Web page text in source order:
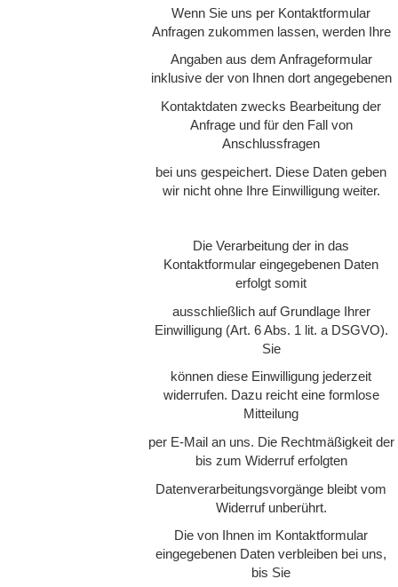
Wenn Sie uns per Kontaktformular
Anfragen zukommen lassen, werden Ihre
Angaben aus dem Anfrageformular
inklusive der von Ihnen dort angegebenen
Kontaktdaten zwecks Bearbeitung der
Anfrage und für den Fall von
Anschlussfragen
bei uns gespeichert. Diese Daten geben
wir nicht ohne Ihre Einwilligung weiter.
Die Verarbeitung der in das
Kontaktformular eingegebenen Daten
erfolgt somit
ausschließlich auf Grundlage Ihrer
Einwilligung (Art. 6 Abs. 1 lit. a DSGVO).
Sie
können diese Einwilligung jederzeit
widerrufen. Dazu reicht eine formlose
Mitteilung
per E-Mail an uns. Die Rechtmäßigkeit der
bis zum Widerruf erfolgten
Datenverarbeitungsvorgänge bleibt vom
Widerruf unberührt.
Die von Ihnen im Kontaktformular
eingegebenen Daten verbleiben bei uns,
bis Sie